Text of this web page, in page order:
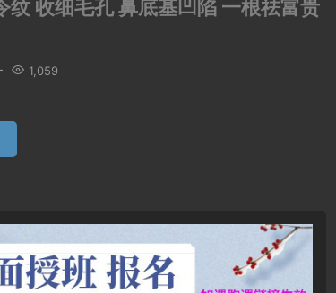
收细毛孔 鼻底基凹陷 一根祛富贵
1,059